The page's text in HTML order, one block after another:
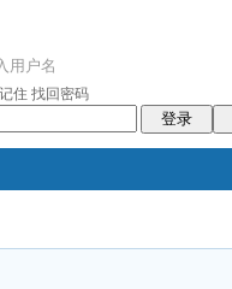
记住 找回密码
登录